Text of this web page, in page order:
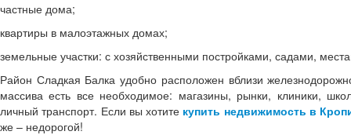
частные дома;
квартиры в малоэтажных домах;
земельные участки: с хозяйственными постройками, садами,
Район Сладкая Балка удобно расположен вблизи
массива есть все необходимое: магазины, рынки, клиники,
личный транспорт. Если вы хотите купить недвижимость в
же – недорогой!